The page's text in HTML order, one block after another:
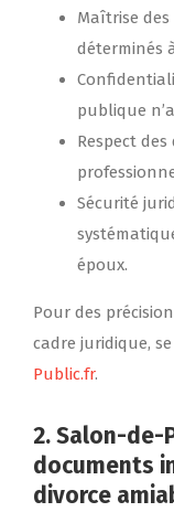
Maîtrise
déterminés
publique
Respect
Sécurité
époux.
Pour des
cadre juridique,
Public.fr.
2. Salon-de-
documents
divorce